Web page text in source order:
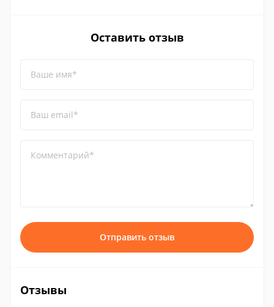
Оставить отзыв
Ваше имя*
Ваш email*
Комментарий*
Отправить отзыв
Отзывы